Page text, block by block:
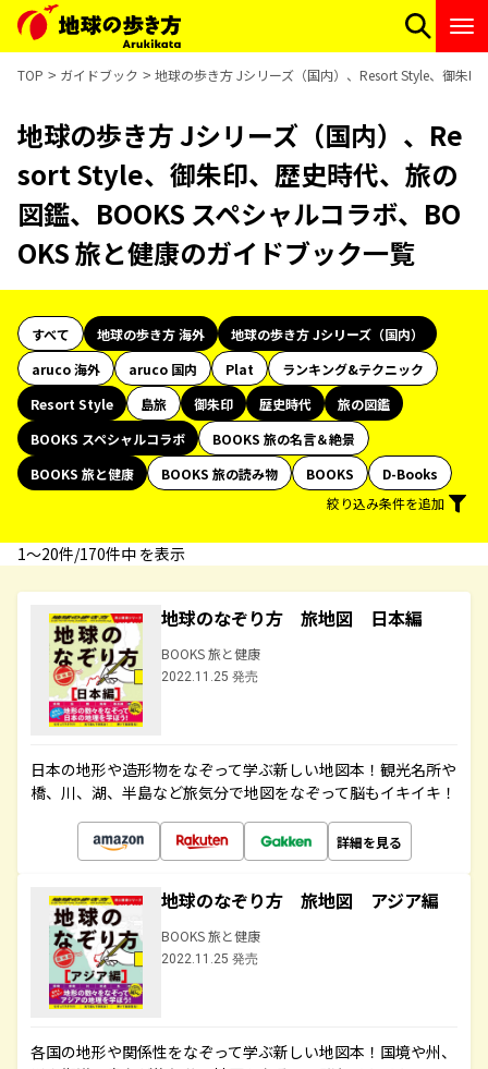
TOP ガイドブック 地球の歩き方 Jシリーズ（国内）、Resort Style、御朱
地球の歩き方 Jシリーズ（国内）、Re
sort Style、御朱印、歴史時代、旅の
図鑑、BOOKS スペシャルコラボ、BO
OKS 旅と健康のガイドブック一覧
すべて 地球の歩き方 海外
地球の歩き方 Jシリーズ（国内）
aruco 海外
aruco 国内 Plat
ランキング&テクニック
Resort Style
島旅 御朱印 歴史時代
旅の図鑑
BOOKS スペシャルコラボ
BOOKS 旅の名言＆絶景
BOOKS 旅と健康
BOOKS 旅の読み物 BOOKS
D-Books
絞り込み条件を追加
1〜20件/170件中 を表示
地球のなぞり方 旅地図 日本編
BOOKS 旅と健康
2022.11.25 発売
日本の地形や造形物をなぞって学ぶ新しい地図本！観光名所や
橋、川、湖、半島など旅気分で地図をなぞって脳もイキイキ！
詳細を見る
地球のなぞり方 旅地図 アジア編
BOOKS 旅と健康
2022.11.25 発売
各国の地形や関係性をなぞって学ぶ新しい地図本！国境や州、